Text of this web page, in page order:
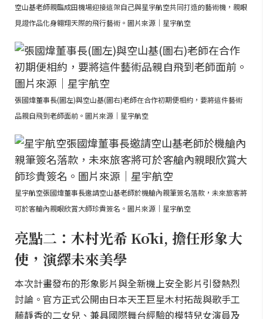
空山基老師親臨成田機場迎接這架自己與星宇航空共同打造的藝術機，親眼
見證作品化身翱翔天際的飛行藝術。圖片來源｜星宇航空
張國煒董事長(圖左)與空山基(圖右)老師在合作初期便相約，要將這件藝術
品親自飛到老師面前。圖片來源｜星宇航空
星宇航空張國煒董事長邀請空山基老師於機艙內親筆簽名落款，未來旅客將
可於客艙內親眼欣賞大師珍貴簽名。圖片來源｜星宇航空
亮點二：木村光希 Kōki, 擔任形象大
使，演繹未來美學
本次計畫發布的形象影片與全新機上安全影片引發熱烈
討論。官方正式公開由日本天王巨星木村拓哉與歌手工
藤靜香的二女兒、兼具國際舞台經驗的模特兒女演員及